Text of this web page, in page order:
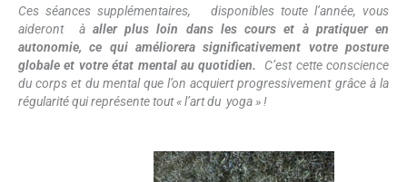
Ces séances supplémentaires, disponibles toute l’année, vous
aideront à aller plus loin dans les cours et à pratiquer en
autonomie, ce qui améliorera significativement votre posture
globale et votre état mental au quotidien.
C’est cette conscience
du corps et du mental que l’on acquiert progressivement grâce à la
régularité qui représente tout « l’art du yoga » !